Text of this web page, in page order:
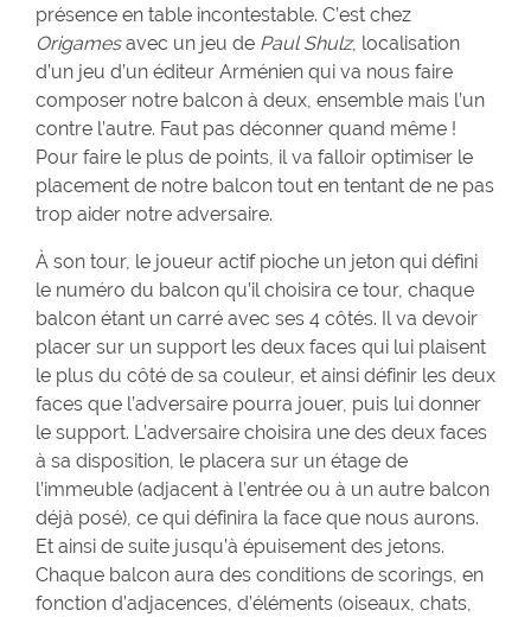
présence en table incontestable. C’est chez
Origamesavec un jeu de Paul Shulz, localisation
d’un jeu d’un éditeur Arménien qui va nous faire
composer notre balcon à deux, ensemble mais l’un
contre l’autre. Faut pas déconner quand même !
Pour faire le plus de points, il va falloir optimiser le
placement de notre balcon tout en tentant de ne pas
trop aider notre adversaire.
À son tour, le joueur actif pioche un jeton qui défini
le numéro du balcon qu’il choisira ce tour, chaque
balcon étant un carré avec ses 4 côtés. Il va devoir
placer sur un support les deux faces qui lui plaisent
le plus du côté de sa couleur, et ainsi définir les deux
faces que l’adversaire pourra jouer, puis lui donner
le support. L’adversaire choisira une des deux faces
à sa disposition, le placera sur un étage de
l’immeuble (adjacent à l’entrée ou à un autre balcon
déjà posé), ce qui définira la face que nous aurons.
Et ainsi de suite jusqu’à épuisement des jetons.
Chaque balcon aura des conditions de scorings, en
fonction d’adjacences, d’éléments (oiseaux, chats,